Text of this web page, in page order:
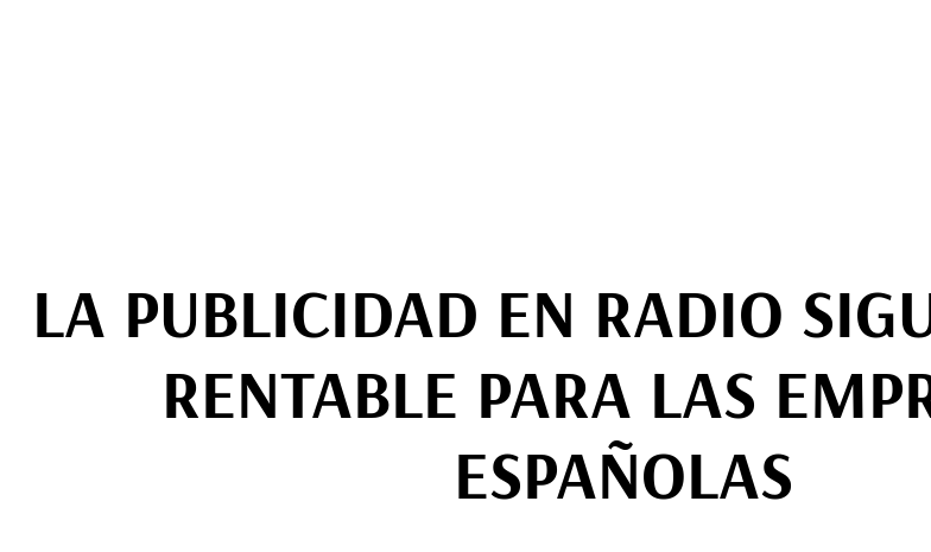
LA PUBLICIDAD EN RADIO
RENTABLE PARA LAS
ESPAÑOLAS